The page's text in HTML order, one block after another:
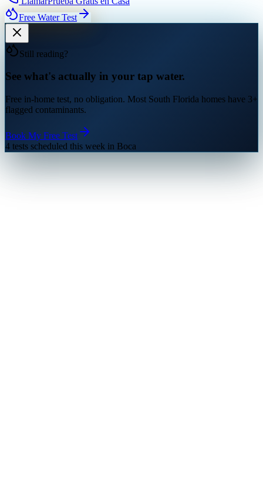
Free Water Test
Still reading?
See what's actually in your tap water.
Free in-home test, no obligation. Most South Florida homes have 3+
flagged contaminants.
Book My Free Test
4 tests scheduled this week in Boca